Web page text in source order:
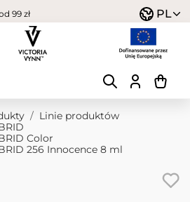
99 zł PL
/ Linie produktów
Color
256 Innocence 8 ml